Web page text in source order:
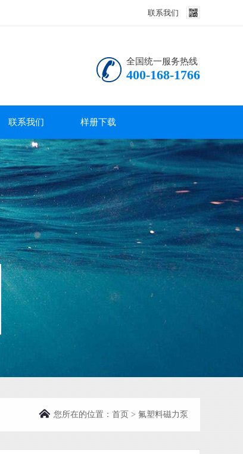
联系我们
全国统一服务热线
400-168-1766
联系我们
联系我们
样册下载
产品说明书
技术资料
首页 > 氟塑料磁力泵
您所在的位置：